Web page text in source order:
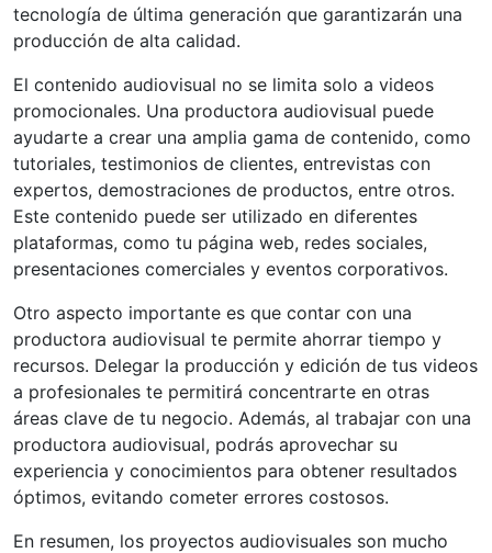
tecnología de última generación que garantizarán una
producción de alta calidad.
El contenido audiovisual no se limita solo a videos
promocionales. Una productora audiovisual puede
ayudarte a crear una amplia gama de contenido, como
tutoriales, testimonios de clientes, entrevistas con
expertos, demostraciones de productos, entre otros.
Este contenido puede ser utilizado en diferentes
plataformas, como tu página web, redes sociales,
presentaciones comerciales y eventos corporativos.
Otro aspecto importante es que contar con una
productora audiovisual te permite ahorrar tiempo y
recursos. Delegar la producción y edición de tus videos
a profesionales te permitirá concentrarte en otras
áreas clave de tu negocio. Además, al trabajar con una
productora audiovisual, podrás aprovechar su
experiencia y conocimientos para obtener resultados
óptimos, evitando cometer errores costosos.
En resumen, los proyectos audiovisuales son mucho